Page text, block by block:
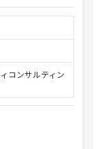
コンサルティン